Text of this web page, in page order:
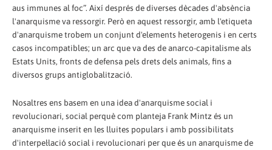
aus immunes al foc”. Així després de diverses dècades d'absència
l'anarquisme va ressorgir. Però en aquest ressorgir, amb l'etiqueta
d'anarquisme trobem un conjunt d'elements heterogenis i en certs
casos incompatibles; un arc que va des de anarco-capitalisme als
Estats Units, fronts de defensa pels drets dels animals, fins a
diversos grups antiglobalització.
Nosaltres ens basem en una idea d'anarquisme social i
revolucionari, social perquè com planteja Frank Mintz és un
anarquisme inserit en les lluites populars i amb possibilitats
d'interpel·lació social i revolucionari per que és un anarquisme de